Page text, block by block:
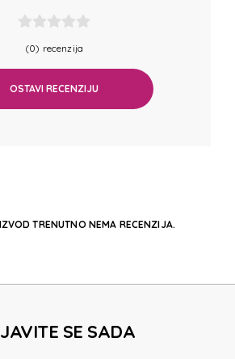
(0) recenzija
OSTAVI RECENZIJU
TRENUTNO NEMA RECENZIJA.
SE SADA